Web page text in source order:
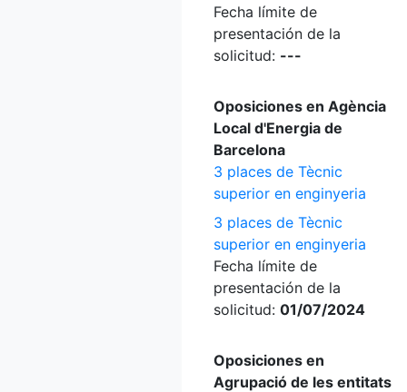
Fecha límite de
presentación de la
solicitud: ---
Oposiciones en Agència
Local d'Energia de
Barcelona
3 places de Tècnic
superior en enginyeria
3 places de Tècnic
superior en enginyeria
Fecha límite de
presentación de la
solicitud: 01/07/2024
Oposiciones en
Agrupació de les entitats